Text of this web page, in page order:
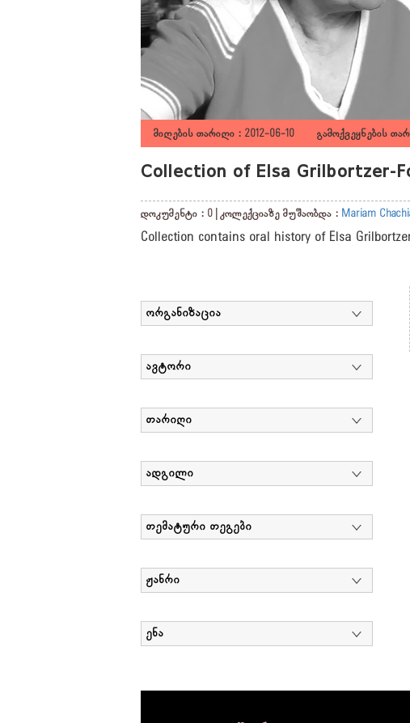
მიღების თარიღი : 2012-06-10 გამოქვეყნების
Collection of Elsa Grilbortzer-
დოკუმენტი : 0 | კოლექციაზე მუშაობდა : Mariam
Collection contains oral history of Elsa
ორგანიზაცია
ავტორი
თარიღი
ადგილი
თემატური თეგები
ჟანრი
ენა